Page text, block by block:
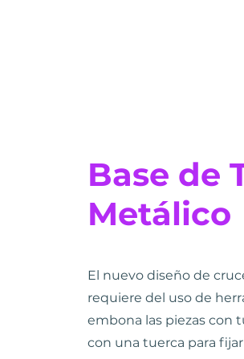
Base de
Metálico
El nuevo diseño de
requiere del uso de
embona las piezas con
con una tuerca para fijar